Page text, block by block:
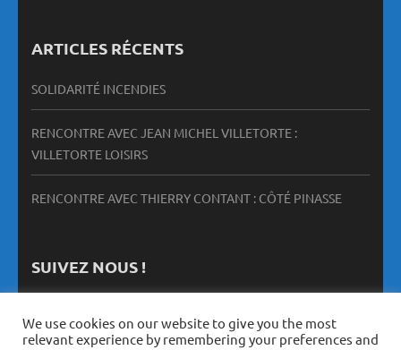
ARTICLES RÉCENTS
SOLIDARITÉ INCENDIES
RENCONTRE AVEC JEAN MICHEL VILLETORTE :
VILLETORTE LOISIRS
RENCONTRE AVEC THIERRY CONTANT : CÔTÉ PINASSE
SUIVEZ NOUS !
We use cookies on our website to give you the most
relevant experience by remembering your preferences and